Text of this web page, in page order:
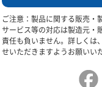
ご注意：製品に関する販売・
サービス等の対応は製造元・
責任も負いません。詳しくは
せいただきますようお願いい